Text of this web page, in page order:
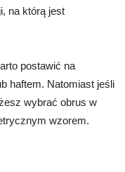
na którą jest
postawić na
haftem. Natomiast jeśli
wybrać obrus w
wzorem.